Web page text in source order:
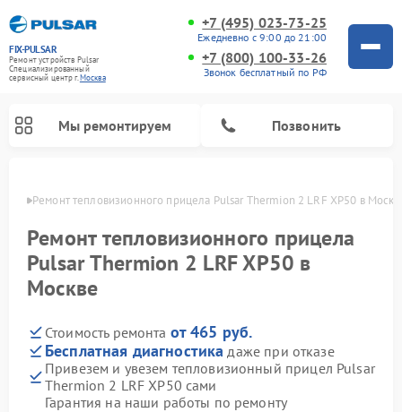
FIX-PULSAR
Ремонт устройств Pulsar
Специализированный
cервисный центр г.Москва
+7 (495) 023-73-25
Ежедневно с 9:00 до 21:00
+7 (800) 100-33-26
Звонок бесплатный по РФ
Мы ремонтируем Позвонить
Ремонт тепловизионного прицела Pulsar Thermion 2 LRF XP50 в
Ремонт тепловизионного прицела
Pulsar Thermion 2 LRF XP50 в
Москве
Стоимость ремонта от 465 руб.
Бесплатная диагностика даже при отказе
Привезем и увезем тепловизионный прицел Pulsar
Thermion 2 LRF XP50 сами
Гарантия на наши работы по ремонту